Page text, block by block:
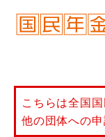
こちらは全国
他の団体への申